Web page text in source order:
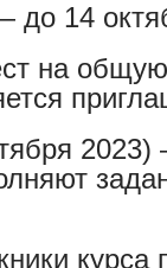
до 14
на
курса